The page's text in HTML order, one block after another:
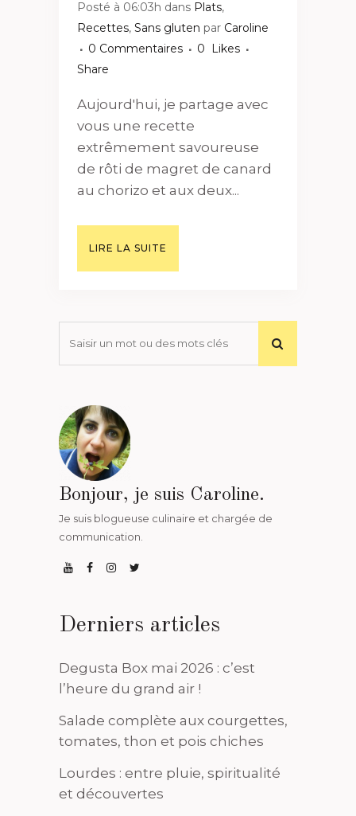
Posté à 06:03h dans Plats,
Recettes, Sans gluten par Caroline
0 Commentaires
0
Likes
Share
Aujourd'hui, je partage avec
vous une recette
extrêmement savoureuse
de rôti de magret de canard
au chorizo et aux deux...
LIRE LA SUITE
Bonjour, je suis Caroline.
Je suis blogueuse culinaire et chargée de
communication.
Derniers articles
Degusta Box mai 2026 : c’est
l’heure du grand air !
Salade complète aux courgettes,
tomates, thon et pois chiches
Lourdes : entre pluie, spiritualité
et découvertes